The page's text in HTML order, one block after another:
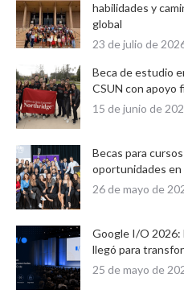
habilidades y
global
23 de julio de
Beca de estudio
CSUN con apoyo
15 de junio de
Becas para
oportunidades en
26 de mayo de
Google I/O 2026:
llegó para
25 de mayo de